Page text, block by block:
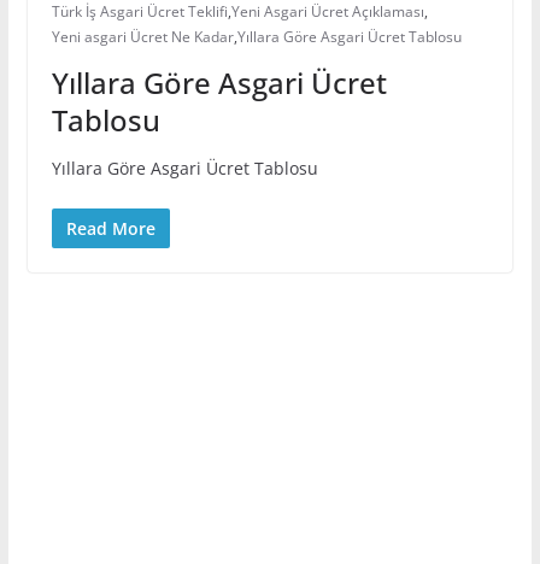
Türk İş Asgari Ücret Teklifi,Yeni Asgari Ücret Açıklaması,
Yeni asgari Ücret Ne Kadar,Yıllara Göre Asgari Ücret Tablosu
Yıllara Göre Asgari Ücret
Tablosu
Yıllara Göre Asgari Ücret Tablosu
Read More